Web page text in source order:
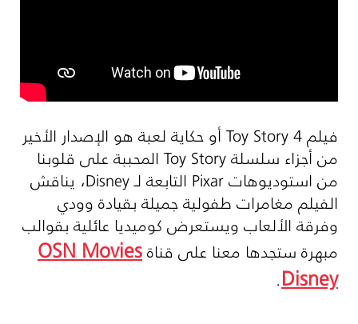
فيلمToy Story 4أو حكاية لعبة هو الإصدار الأخير
من أجزاء سلسلةToy Storyالمحببة على قلوبنا
من استوديوهاتPixar التابعة لـDisney، يناقش
الفيلم مغامرات طفولية جميلة بقيادة وودي
وفرقة الألعاب ويستعرض كوميديا عائلية بقوالب
مبهرة ستجدها معنا على قناةOSN Movies
Disney
.